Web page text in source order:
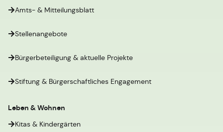
Amts- & Mitteilungsblatt
Stellenangebote
Bürgerbeteiligung & aktuelle Projekte
Stiftung & Bürgerschaftliches Engagement
Leben & Wohnen
Kitas & Kindergärten